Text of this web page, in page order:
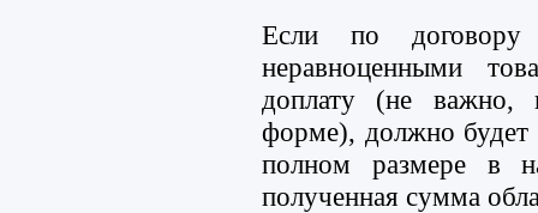
Если по договору
неравноценными
доплату (не важно,
форме), должно
полном размере в
полученная сумма